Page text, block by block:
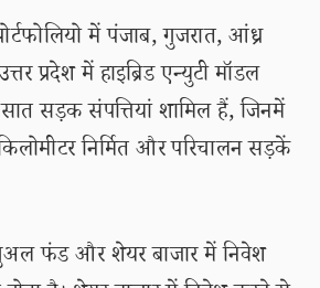
में पंजाब, गुजरात, आंध्र
प्रदेश में हाइब्रिड एन्युटी मॉडल
सड़क संपत्तियां शामिल हैं, जिनमें
निर्मित और परिचालन सड़कें
फंड और शेयर बाजार में निवेश